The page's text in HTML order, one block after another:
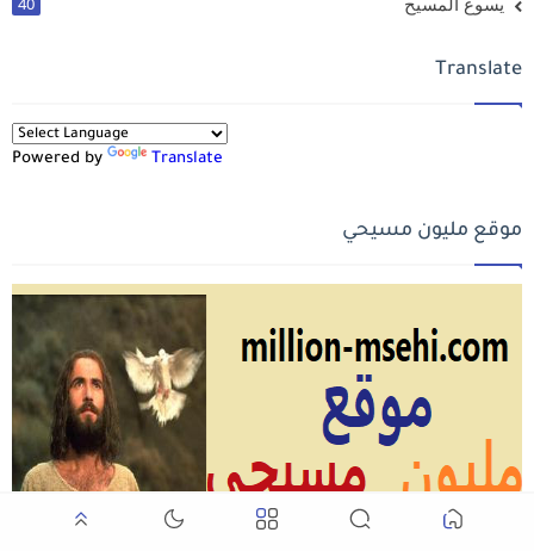
Translate
Powered by Translate
موقع مليون مسيحي